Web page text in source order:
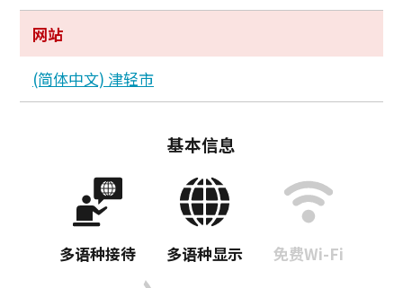
网站
(简体中文) 津轻市
基本信息
多语种接待 多语种显示 免费Wi-Fi